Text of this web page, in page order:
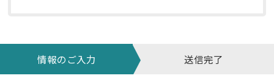
情報のご入力 送信完了